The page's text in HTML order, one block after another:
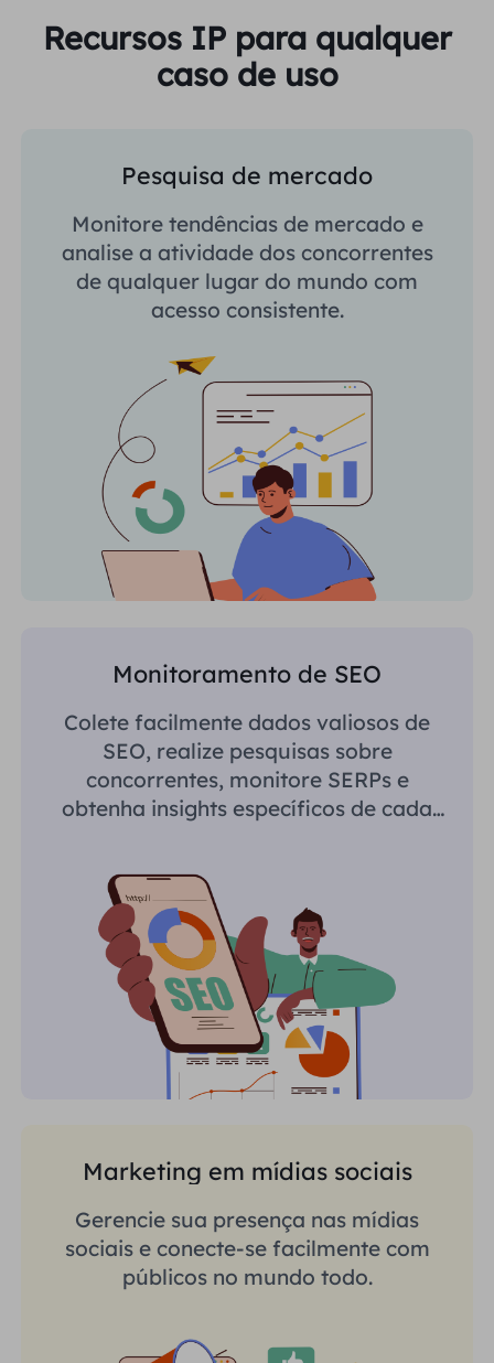
Recursos IP para qualquer
caso de uso
Pesquisa de mercado
Monitore tendências de mercado e
analise a atividade dos concorrentes
de qualquer lugar do mundo com
acesso consistente.
Monitoramento de SEO
Colete facilmente dados valiosos de
SEO, realize pesquisas sobre
concorrentes, monitore SERPs e
obtenha insights específicos de cada
Marketing em mídias sociais
Gerencie sua presença nas mídias
sociais e conecte-se facilmente com
públicos no mundo todo.